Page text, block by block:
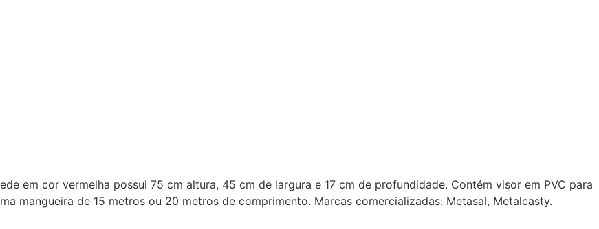
em cor vermelha possui 75 cm altura, 45 cm de largura e 17 cm de profundidade. Contém visor em PVC para
mangueira de 15 metros ou 20 metros de comprimento. Marcas comercializadas: Metasal, Metalcasty.